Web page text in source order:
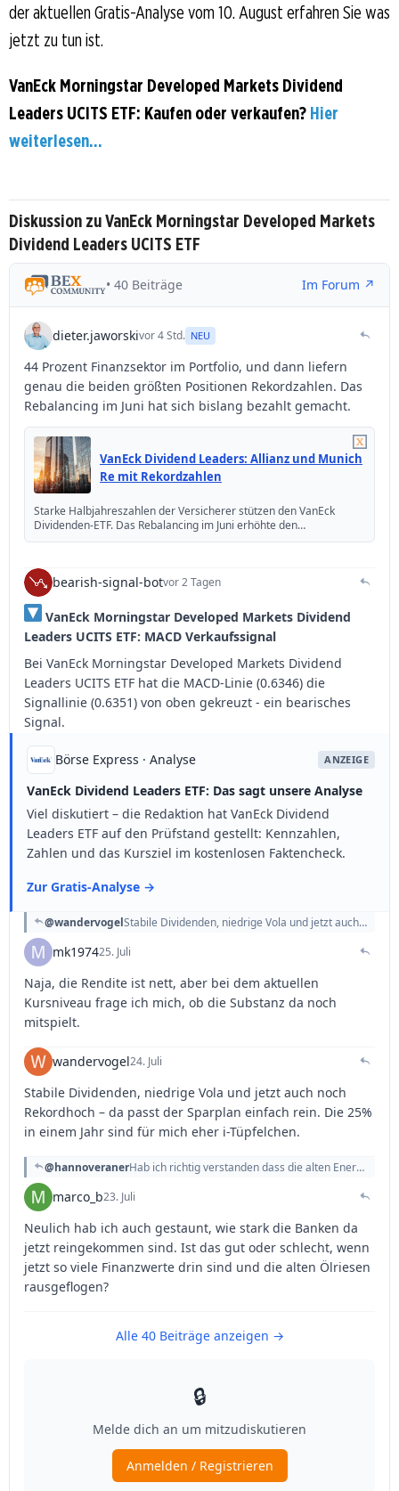
der aktuellen Gratis-Analyse vom 10. August erfahren Sie was
jetzt zu tun ist.
VanEck Morningstar Developed Markets Dividend
Leaders UCITS ETF: Kaufen oder verkaufen? Hier
weiterlesen...
Diskussion zu VanEck Morningstar Developed Markets
Dividend Leaders UCITS ETF